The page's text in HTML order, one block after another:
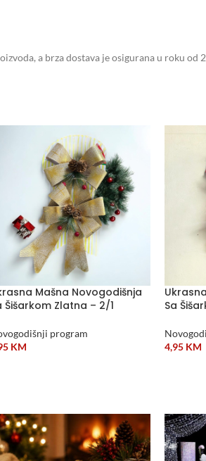
a brza dostava je osigurana u roku od
Mašna Novogodišnja
Šišarkom Zlatna – 2/1
program
KM
Sa
4,95 KM